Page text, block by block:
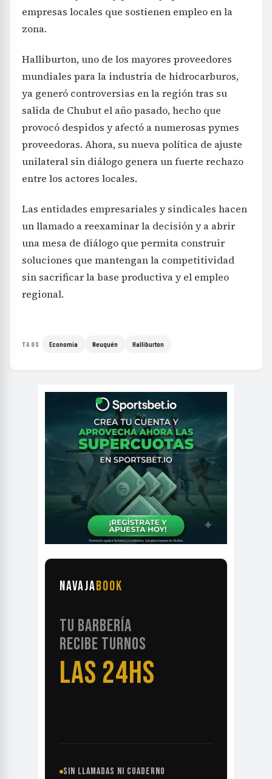
empresas locales que sostienen empleo en la
zona.
Halliburton, uno de los mayores proveedores
mundiales para la industria de hidrocarburos,
ya generó controversias en la región tras su
salida de Chubut el año pasado, hecho que
provocó despidos y afectó a numerosas pymes
proveedoras. Ahora, su nueva política de ajuste
unilateral sin diálogo genera un fuerte rechazo
entre los actores locales.
Las entidades empresariales y sindicales hacen
un llamado a reexaminar la decisión y a abrir
una mesa de diálogo que permita construir
soluciones que mantengan la competitividad
sin sacrificar la base productiva y el empleo
regional.
TAGS Economía Neuquén Halliburton
NAVAJABOOK
TU BARBERÍA
RECIBE TURNOS
LAS 24HS
SIN LLAMADAS NI CUADERNO